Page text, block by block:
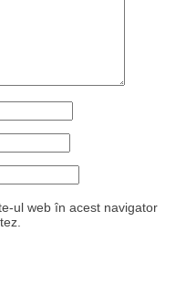
ul web în acest navigator